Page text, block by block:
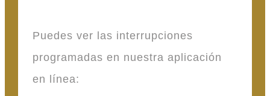
Puedes ver las interrupciones
programadas en nuestra aplicación
en línea: